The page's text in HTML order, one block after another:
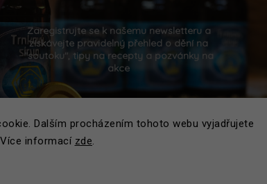
Dalším procházením tohoto webu vyjadřujete
informací zde.
Zaregistrujte se k našemu newsletteru a
získávejte pravidelný přehled o dění na
"soutoku", tipy na recepty a pozvánky na
akce